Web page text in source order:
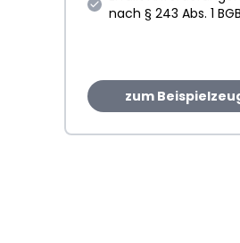
nach § 243 Abs. 1 BGB
zum